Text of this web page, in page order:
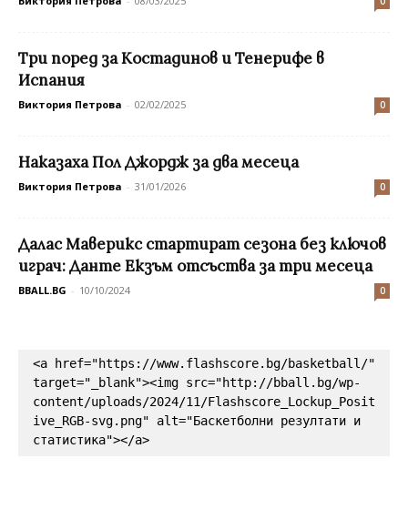
Три поред за Костадинов и Тенерифе в
Испания
Виктория Петрова - 02/02/2025 0
Наказаха Пол Джордж за два месеца
Виктория Петрова - 31/01/2026 0
Далас Маверикс стартират сезона без ключов
играч: Данте Екзъм отсъства за три месеца
BBALL.BG - 10/10/2024 0
<a href="https://www.flashscore.bg/basketball/"
target="_blank"><img src="http://bball.bg/wp-
content/uploads/2024/11/Flashscore_Lockup_Posit
ive_RGB-svg.png" alt="Баскетболни резултати и
статистика"></a>